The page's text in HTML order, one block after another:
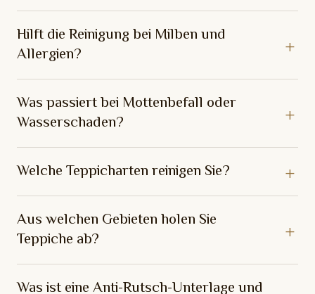
Hilft die Reinigung bei Milben und
Allergien?
Was passiert bei Mottenbefall oder
Wasserschaden?
Welche Teppicharten reinigen Sie?
Aus welchen Gebieten holen Sie
Teppiche ab?
Was ist eine Anti-Rutsch-Unterlage und